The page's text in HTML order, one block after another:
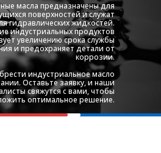
масла предназначены для
поверхностей и служат
гидравлических жидкостей.
индустриальных продуктов
увеличению срока службы
и предохраняет детали от
коррозии.
индустриальное масло
Оставьте заявку, и наши
свяжутся с вами, чтобы
оптимальное решение.